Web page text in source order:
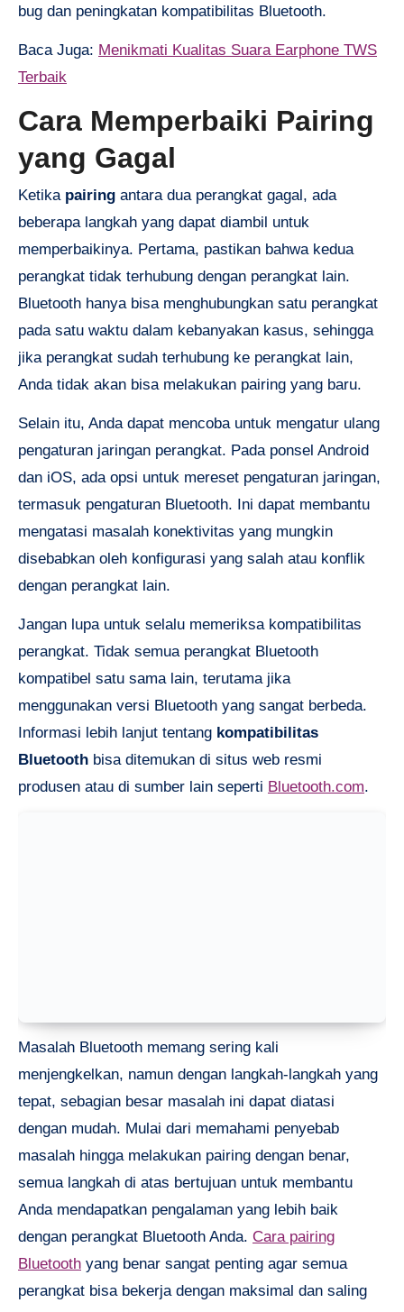
bug dan peningkatan kompatibilitas Bluetooth.
Baca Juga: Menikmati Kualitas Suara Earphone TWS
Terbaik
Cara Memperbaiki Pairing
yang Gagal
Ketika pairing antara dua perangkat gagal, ada
beberapa langkah yang dapat diambil untuk
memperbaikinya. Pertama, pastikan bahwa kedua
perangkat tidak terhubung dengan perangkat lain.
Bluetooth hanya bisa menghubungkan satu perangkat
pada satu waktu dalam kebanyakan kasus, sehingga
jika perangkat sudah terhubung ke perangkat lain,
Anda tidak akan bisa melakukan pairing yang baru.
Selain itu, Anda dapat mencoba untuk mengatur ulang
pengaturan jaringan perangkat. Pada ponsel Android
dan iOS, ada opsi untuk mereset pengaturan jaringan,
termasuk pengaturan Bluetooth. Ini dapat membantu
mengatasi masalah konektivitas yang mungkin
disebabkan oleh konfigurasi yang salah atau konflik
dengan perangkat lain.
Jangan lupa untuk selalu memeriksa kompatibilitas
perangkat. Tidak semua perangkat Bluetooth
kompatibel satu sama lain, terutama jika
menggunakan versi Bluetooth yang sangat berbeda.
Informasi lebih lanjut tentang kompatibilitas
Bluetooth bisa ditemukan di situs web resmi
produsen atau di sumber lain seperti Bluetooth.com.
Masalah Bluetooth memang sering kali
menjengkelkan, namun dengan langkah-langkah yang
tepat, sebagian besar masalah ini dapat diatasi
dengan mudah. Mulai dari memahami penyebab
masalah hingga melakukan pairing dengan benar,
semua langkah di atas bertujuan untuk membantu
Anda mendapatkan pengalaman yang lebih baik
dengan perangkat Bluetooth Anda. Cara pairing
Bluetooth yang benar sangat penting agar semua
perangkat bisa bekerja dengan maksimal dan saling